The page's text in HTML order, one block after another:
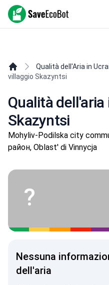
SaveEcoBot
Qualità dell'Aria in
villaggio Skazyntsi
Qualità
Skazyntsi
Mohyliv-Podilska city
район, Oblast' di Vinnycja
?
Nessuna
dell'aria